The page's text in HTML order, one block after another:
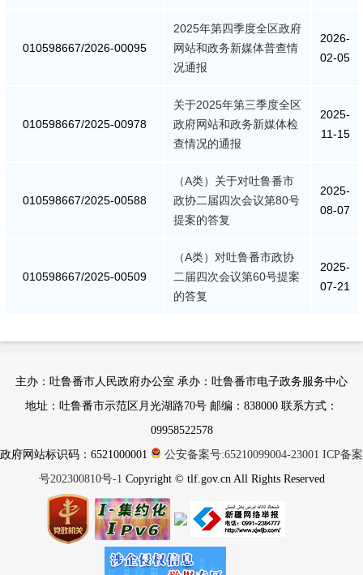
提案议案
010598667/2026-00095
2025年第四季度全区政府
网站和政务新媒体普查情
况通报
2026-
02-05
010598667/2025-00978
关于2025年第三季度全区
政府网站和政务新媒体检
查情况的通报
2025-
11-15
010598667/2025-00588
（A类）关于对吐鲁番市
政协二届四次会议第80号
提案的答复
2025-
08-07
010598667/2025-00509
（A类）对吐鲁番市政协
二届四次会议第60号提案
的答复
2025-
07-21
主办：吐鲁番市人民政府办公室 承办：吐鲁番市电子政务服务中心
地址：吐鲁番市示范区月光湖路70号 邮编：838000 联系方式：
09958522578
政府网站标识码：6521000001
公安备案号:65210099004-23001 ICP备案
号202300810号-1 Copyright © tlf.gov.cn All Rights Reserved